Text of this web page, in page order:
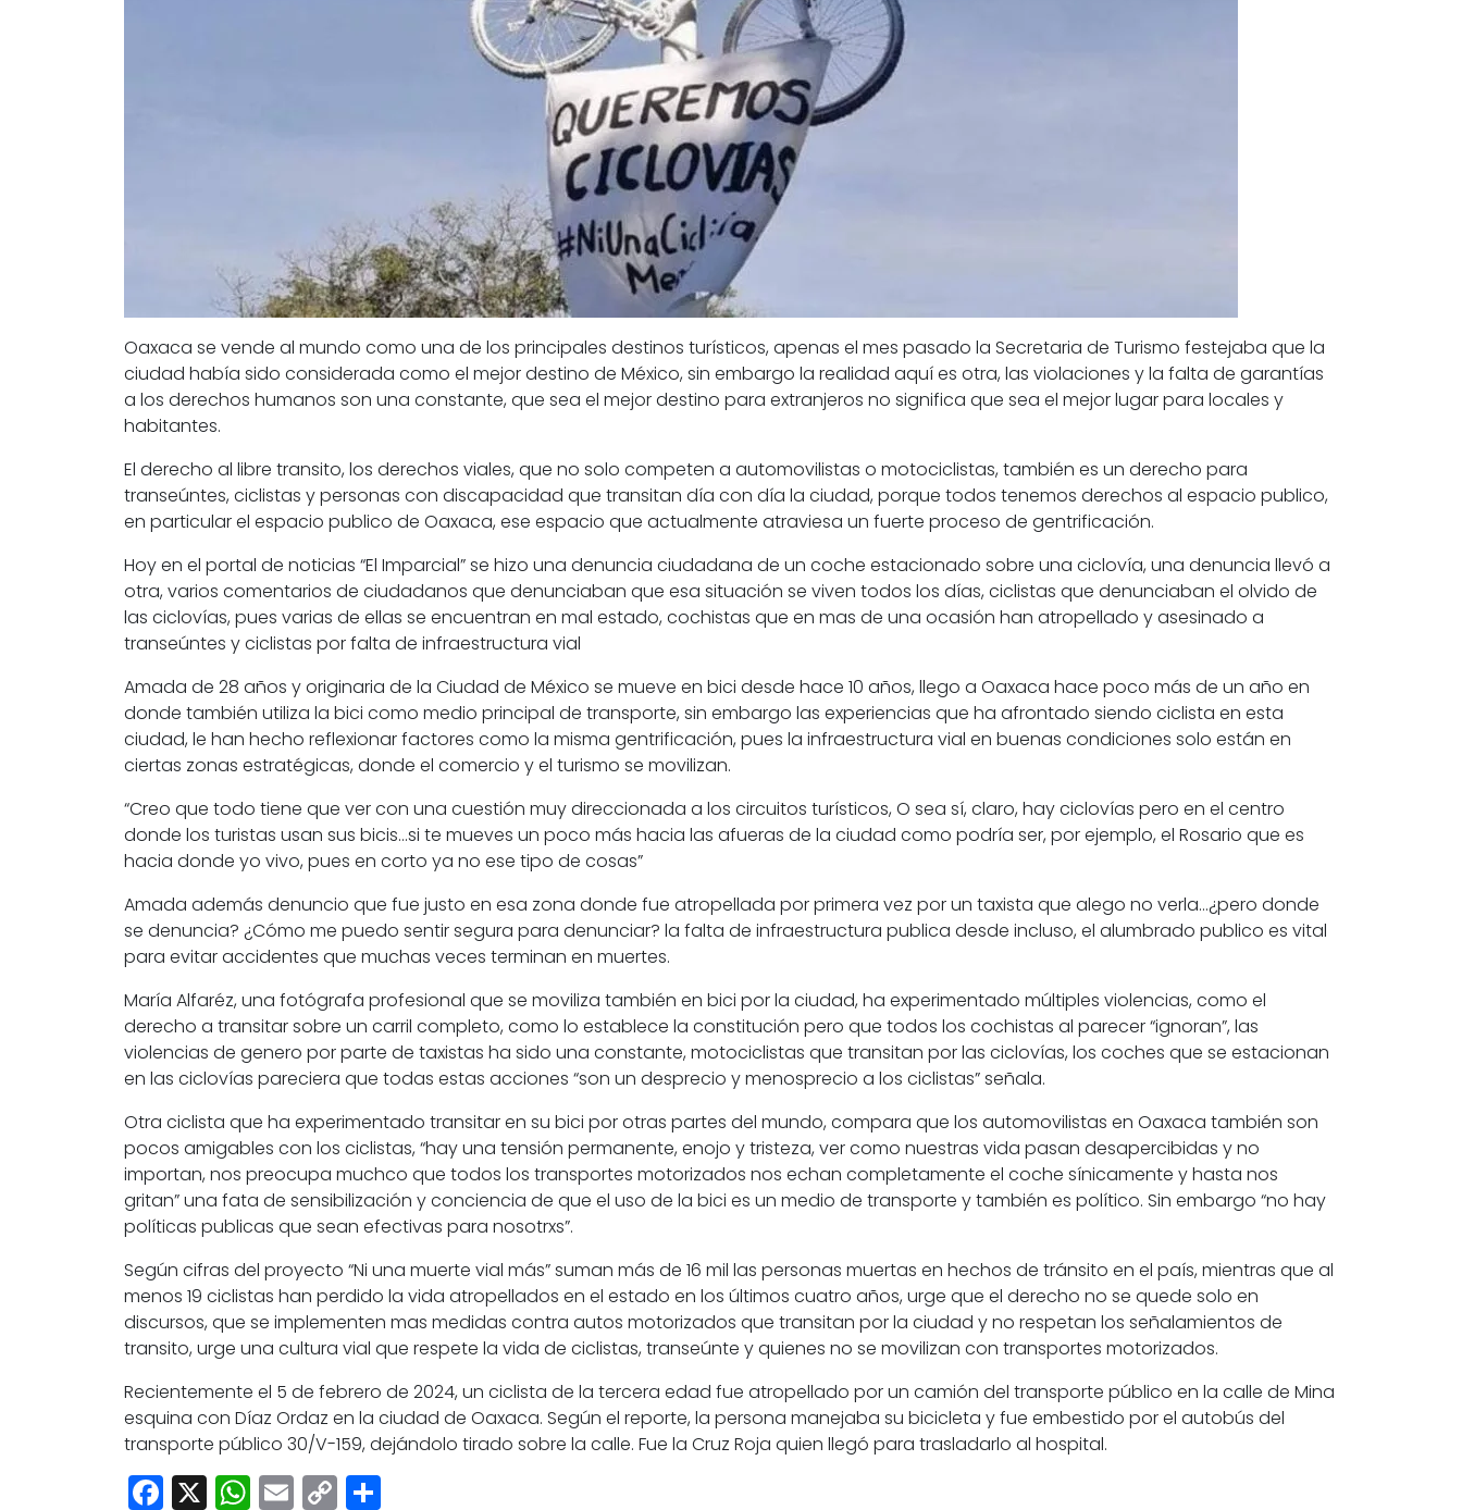
Oaxaca se vende al mundo como una de los principales destinos turísticos, apenas el mes pasado la Secretaria de Turismo festejaba que la
ciudad había sido considerada como el mejor destino de México, sin embargo la realidad aquí es otra, las violaciones y la falta de garantías
a los derechos humanos son una constante, que sea el mejor destino para extranjeros no significa que sea el mejor lugar para locales y
habitantes.
El derecho al libre transito, los derechos viales, que no solo competen a automovilistas o motociclistas, también es un derecho para
transeúntes, ciclistas y personas con discapacidad que transitan día con día la ciudad, porque todos tenemos derechos al espacio publico,
en particular el espacio publico de Oaxaca, ese espacio que actualmente atraviesa un fuerte proceso de gentrificación.
Hoy en el portal de noticias “El Imparcial” se hizo una denuncia ciudadana de un coche estacionado sobre una ciclovía, una denuncia llevó a
otra, varios comentarios de ciudadanos que denunciaban que esa situación se viven todos los días, ciclistas que denunciaban el olvido de
las ciclovías, pues varias de ellas se encuentran en mal estado, cochistas que en mas de una ocasión han atropellado y asesinado a
transeúntes y ciclistas por falta de infraestructura vial
Amada de 28 años yoriginaria de la Ciudad de México se mueve en bici desde hace 10 años, llego a Oaxaca hace poco más de un año en
donde también utiliza la bici como medio principal de transporte, sin embargo las experiencias que ha afrontado siendo ciclista en esta
ciudad, le han hecho reflexionar factores como la misma gentrificación, pues la infraestructura vial en buenas condiciones solo están en
ciertas zonas estratégicas, donde el comercio y el turismo se movilizan.
“Creo que todo tiene que ver con una cuestión muy direccionada a los circuitos turísticos, O sea sí, claro, hay ciclovías pero en el centro
donde los turistas usan sus bicis…si te mueves un poco más hacia las afueras de la ciudad como podría ser, por ejemplo, el Rosario que es
hacia donde yo vivo, pues en corto ya no ese tipo de cosas”
Amada además denuncio que fue justo en esa zona donde fue atropellada por primera vez por un taxista que alego no verla…¿pero donde
se denuncia? ¿Cómo me puedo sentir segura para denunciar? la falta de infraestructura publica desde incluso, el alumbrado publico es vital
para evitar accidentes que muchas veces terminan en muertes.
María Alfaréz, una fotógrafa profesional que se moviliza también en bici por la ciudad, ha experimentado múltiples violencias, como el
derecho a transitar sobre un carril completo, como lo establece la constitución pero que todos los cochistas al parecer “ignoran”, las
violencias de genero por parte de taxistas ha sido una constante, motociclistas que transitan por las ciclovías, los coches que se estacionan
en las ciclovías pareciera que todas estas acciones “son un desprecio y menosprecio a los ciclistas” señala.
Otra ciclista que ha experimentado transitar en su bici por otras partes del mundo, compara que los automovilistas en Oaxaca también son
pocos amigables con los ciclistas, “hay una tensión permanente, enojo y tristeza, ver como nuestras vida pasan desapercibidas y no
importan, nos preocupa muchco que todos los transportes motorizados nos echan completamente el coche sínicamente y hasta nos
gritan”una fata de sensibilización y conciencia de que el uso de la bici es un medio de transporte y también es político. Sin embargo “no hay
políticas publicas que sean efectivas para nosotrxs”.
Según cifras del proyecto “Ni una muerte vial más” suman más de 16 mil las personas muertas en hechos de tránsito en el país, mientras que al
menos 19 ciclistas han perdido la vida atropellados en el estado en los últimos cuatro años, urge que el derecho no se quede solo en
discursos, que se implementen mas medidas contra autos motorizados que transitan por la ciudad y no respetan los señalamientos de
transito, urge una cultura vial que respete la vida de ciclistas, transeúnte y quienes no se movilizan con transportes motorizados.
Recientemente el 5 de febrero de 2024, un ciclista de la tercera edad fue atropellado por un camión del transporte público en la calle de Mina
esquina con Díaz Ordaz en la ciudad de Oaxaca. Según el reporte, la persona manejaba su bicicleta y fue embestido por el autobús del
transporte público 30/V-159, dejándolo tirado sobre la calle. Fue la Cruz Roja quien llegó para trasladarlo al hospital.
Facebook
X WhatsApp
Email
Copy